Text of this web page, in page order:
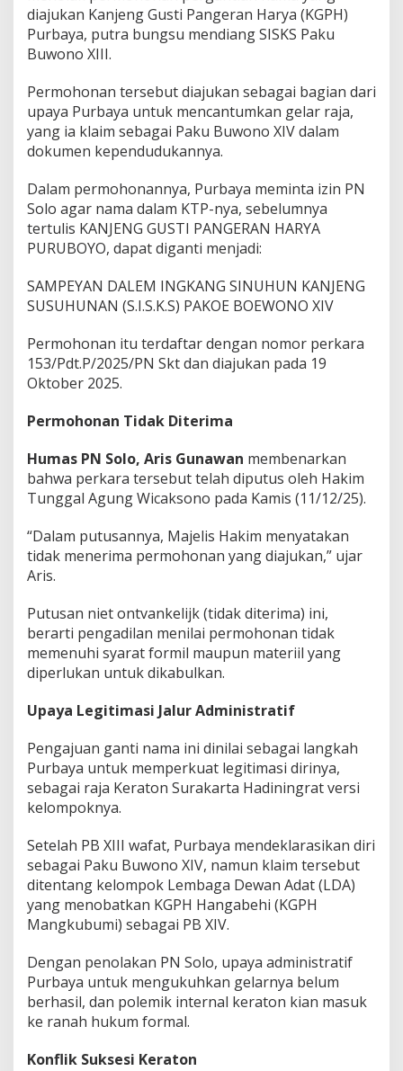
V
diajukan Kanjeng Gusti Pangeran Harya (KGPH)
Purbaya, putra bungsu mendiang SISKS Paku
Buwono XIII.
Permohonan tersebut diajukan sebagai bagian dari
upaya Purbaya untuk mencantumkan gelar raja,
yang ia klaim sebagai Paku Buwono XIV dalam
dokumen kependudukannya.
Dalam permohonannya, Purbaya meminta izin PN
Solo agar nama dalam KTP-nya, sebelumnya
tertulis KANJENG GUSTI PANGERAN HARYA
PURUBOYO, dapat diganti menjadi:
SAMPEYAN DALEM INGKANG SINUHUN KANJENG
SUSUHUNAN (S.I.S.K.S) PAKOE BOEWONO XIV
Permohonan itu terdaftar dengan nomor perkara
153/Pdt.P/2025/PN Skt dan diajukan pada 19
Oktober 2025.
Permohonan Tidak Diterima
Humas PN Solo, Aris Gunawan membenarkan
bahwa perkara tersebut telah diputus oleh Hakim
Tunggal Agung Wicaksono pada Kamis (11/12/25).
“Dalam putusannya, Majelis Hakim menyatakan
tidak menerima permohonan yang diajukan,” ujar
Aris.
Putusan niet ontvankelijk (tidak diterima) ini,
berarti pengadilan menilai permohonan tidak
memenuhi syarat formil maupun materiil yang
diperlukan untuk dikabulkan.
Upaya Legitimasi Jalur Administratif
Pengajuan ganti nama ini dinilai sebagai langkah
Purbaya untuk memperkuat legitimasi dirinya,
sebagai raja Keraton Surakarta Hadiningrat versi
kelompoknya.
Setelah PB XIII wafat, Purbaya mendeklarasikan diri
sebagai Paku Buwono XIV, namun klaim tersebut
ditentang kelompok Lembaga Dewan Adat (LDA)
yang menobatkan KGPH Hangabehi (KGPH
Mangkubumi) sebagai PB XIV.
Dengan penolakan PN Solo, upaya administratif
Purbaya untuk mengukuhkan gelarnya belum
berhasil, dan polemik internal keraton kian masuk
ke ranah hukum formal.
Konflik Suksesi Keraton